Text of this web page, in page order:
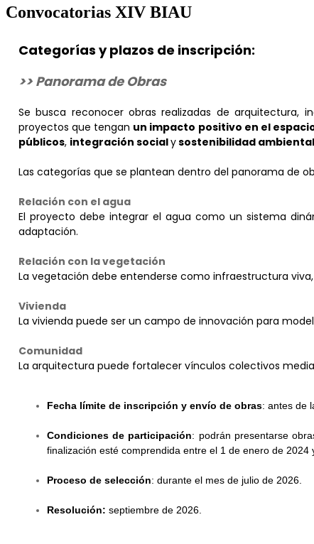
Convocatorias XIV BIAU
Categorías y plazos de inscripción:
>> Panorama de Obras
Se busca reconocer obras realizadas de arquitectura,
proyectos que tengan un impacto positivo en el
públicos, integración socialysostenibilidad ambiental
Las categorías que se plantean dentro del panorama de
Relación con el agua
El proyecto debe integrar el agua como un sistema
adaptación.
Relación con la vegetación
La vegetación debe entenderse como infraestructura
Vivienda
La vivienda puede ser un campo de innovación para
Comunidad
La arquitectura puede fortalecer vínculos colectivos
Fecha límite de inscripción y envío de obras: antes de
Condiciones de participación: podrán presentarse
finalización esté comprendida entre el 1 de enero de
Proceso de selección: durante el mes de julio de 2026.
Resolución: septiembre de 2026.